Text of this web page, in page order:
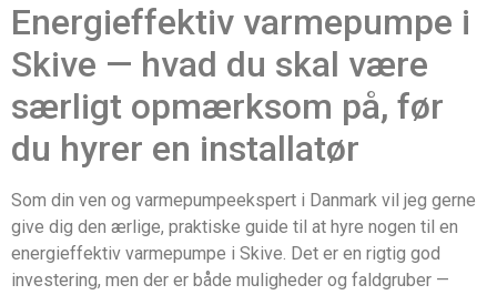
Energieffektiv varmepumpe i
Skive — hvad du skal være
særligt opmærksom på, før
du hyrer en installatør
Som din ven og varme­pumpeekspert i Danmark vil jeg gerne
give dig den ærlige, praktiske guide til at hyre nogen til en
energieffektiv varmepumpe i Skive. Det er en rigtig god
investering, men der er både muligheder og faldgruber —